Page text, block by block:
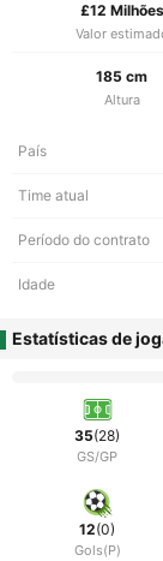
£12 Milhões
Valor
185 cm
Altura
País
Time atual
Período do contrato
Idade
Estatísticas de
35(28)
GS/GP
12(0)
Gols(P)